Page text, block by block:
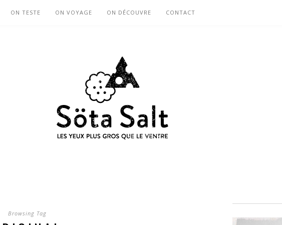
ON TESTE ON VOYAGE ON DÉCOUVRE CONTACT
Browsing Tag